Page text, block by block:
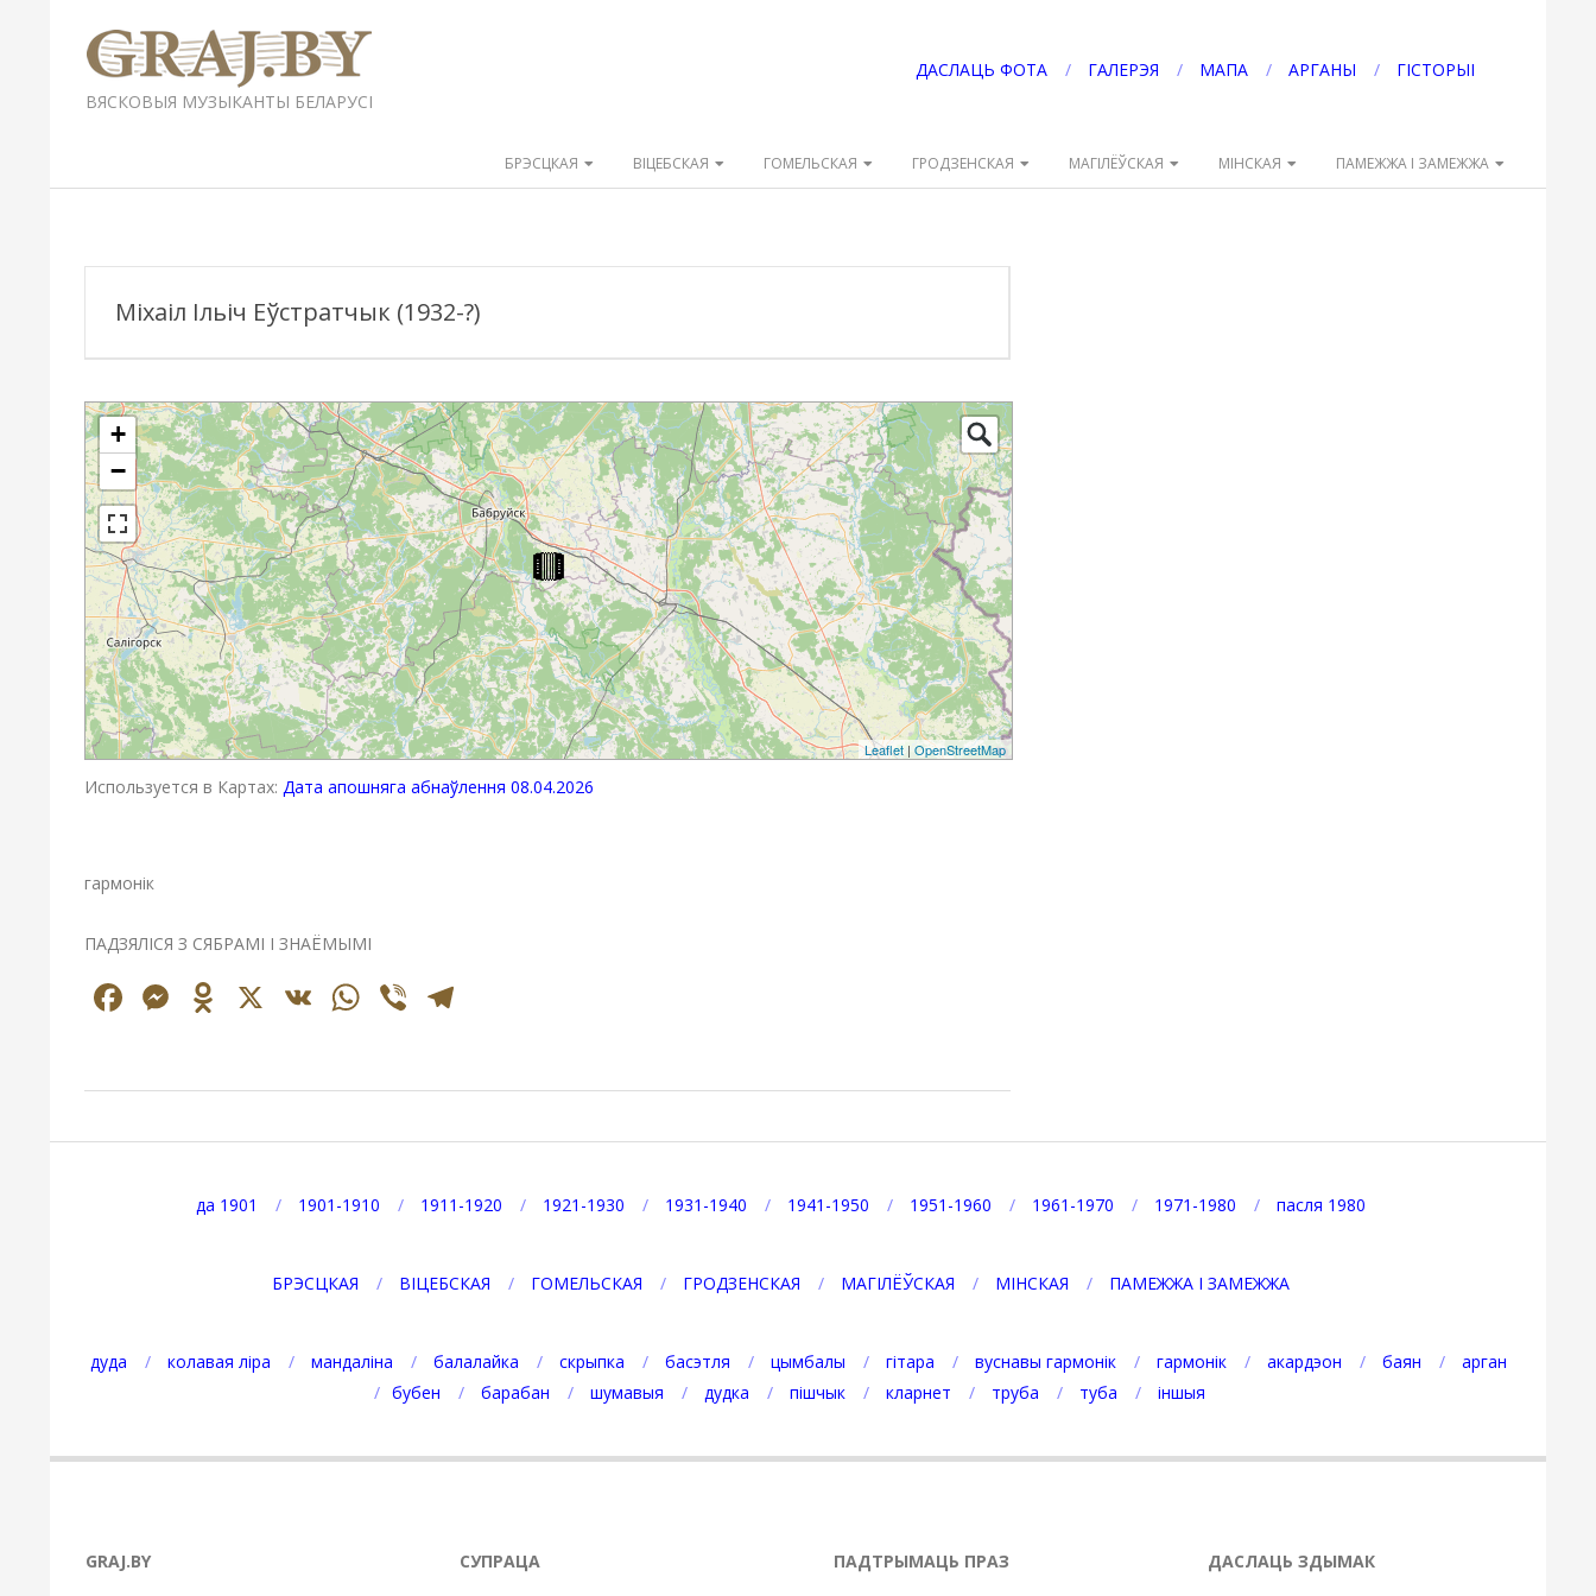
содержимомуGRAJ.BY
ВЯСКОВЫЯ МУЗЫКАНТЫ БЕЛАРУСІ
ДАСЛАЦЬ ФОТА ГАЛЕРЭЯ МАПА АРГАНЫ ГІСТОРЫІ
меню
БРЭСЦКАЯ ВІЦЕБСКАЯ ГОМЕЛЬСКАЯ ГРОДЗЕНСКАЯ МАГІЛЁЎСКАЯ МІНСКАЯ ПАМЕЖЖА І ЗАМЕЖЖА
Міхаіл Ільіч Еўстратчык (1932-?)
+
−
Leaflet | OpenStreetMap
Используется в Картах: Дата апошняга абнаўлення 08.04.2026
гармонік
ПАДЗЯЛІСЯ З СЯБРАМІ І ЗНАЁМЫМІ
Facebook
Messenger
Odnoklassniki
X VK WhatsApp
Viber
09-
да 1901
1901-1910 1911-1920 1921-1930 1931-1940 1941-1950 1951-1960 1961-1970 1971-1980 пасля 1980
БРЭСЦКАЯ ВІЦЕБСКАЯ ГОМЕЛЬСКАЯ ГРОДЗЕНСКАЯ МАГІЛЁЎСКАЯ МІНСКАЯ ПАМЕЖЖА І ЗАМЕЖЖА
дуда колавая ліра мандаліна балалайка скрыпка басэтля цымбалы гітара вуснавы гармонік гармонік акардэон баян
арган
бубен
барабан шумавыя дудка пішчык кларнет труба туба іншыя
GRAJ.BY СУПРАЦА ПАДТРЫМАЦЬ ПРАЗ ДАСЛАЦЬ ЗДЫМАК